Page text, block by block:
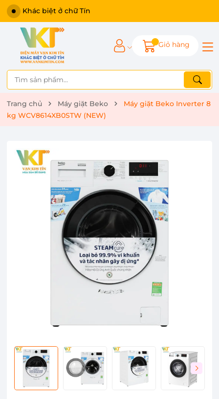
Khác biệt ở chữ Tín
Giỏ hàng
Trang chủ Máy giặt Beko
Máy giặt Beko Inverter 8
kg WCV8614XB0STW (NEW)